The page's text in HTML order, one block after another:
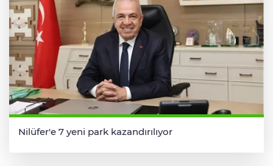
Nilüfer'e 7 yeni park kazandırılıyor